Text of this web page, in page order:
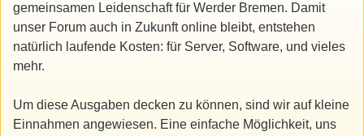
gemeinsamen Leidenschaft für Werder Bremen. Damit
unser Forum auch in Zukunft online bleibt, entstehen
natürlich laufende Kosten: für Server, Software, und vieles
mehr.
Um diese Ausgaben decken zu können, sind wir auf kleine
Einnahmen angewiesen. Eine einfache Möglichkeit, uns